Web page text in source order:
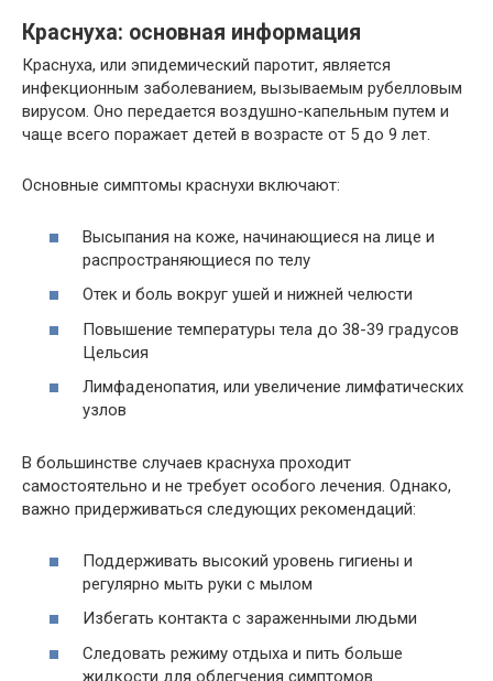
Краснуха: основная информация
Краснуха, или эпидемический паротит, является
инфекционным заболеванием, вызываемым рубелловым
вирусом. Оно передается воздушно-капельным путем и
чаще всего поражает детей в возрасте от 5 до 9 лет.
Основные симптомы краснухи включают:
Высыпания на коже, начинающиеся на лице и
распространяющиеся по телу
Отек и боль вокруг ушей и нижней челюсти
Повышение температуры тела до 38-39 градусов
Цельсия
Лимфаденопатия, или увеличение лимфатических
узлов
В большинстве случаев краснуха проходит
самостоятельно и не требует особого лечения. Однако,
важно придерживаться следующих рекомендаций:
Поддерживать высокий уровень гигиены и
регулярно мыть руки с мылом
Избегать контакта с зараженными людьми
Следовать режиму отдыха и пить больше
жидкости для облегчения симптомов